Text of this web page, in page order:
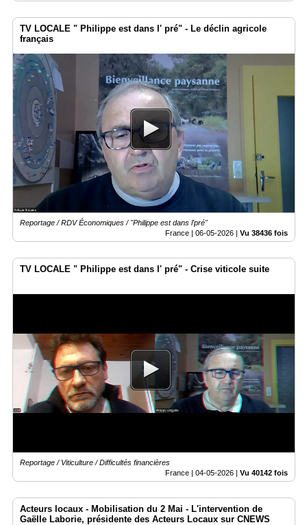
TV LOCALE " Philippe est dans l' pré" - Le déclin agricole
français
Reportage / RDV Économiques / "Philippe est dans l'pré"
France | 06-05-2026 | Vu 38436 fois
TV LOCALE " Philippe est dans l' pré" - Crise viticole suite
Reportage / Viticulture / Difficultés financières
France | 04-05-2026 | Vu 40142 fois
Acteurs locaux - Mobilisation du 2 Mai - L'intervention de
Gaëlle Laborie, présidente des Acteurs Locaux sur CNEWS